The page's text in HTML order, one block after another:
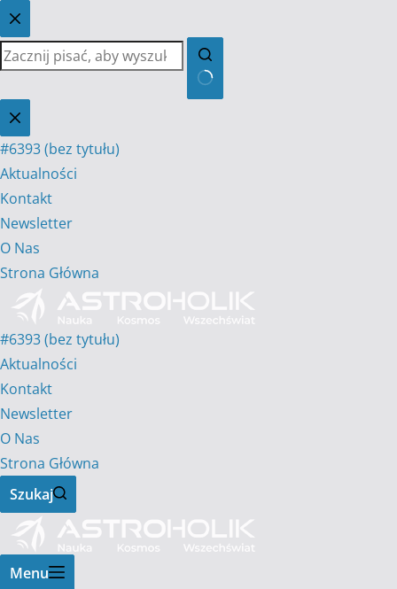
Przejdź
do
treści
Brak
wyników
#6393 (bez tytułu)
Aktualności
Kontakt
Newsletter
O Nas
Strona Główna
#6393 (bez tytułu)
Aktualności
Kontakt
Newsletter
O Nas
Strona Główna
Szukaj
Menu